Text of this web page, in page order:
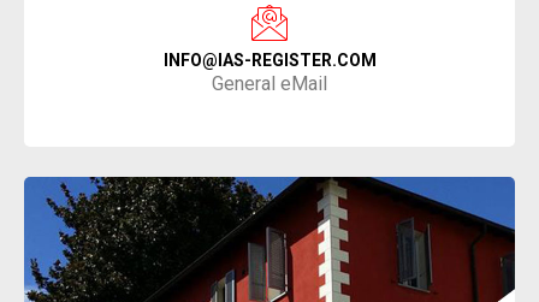
INFO@IAS-REGISTER.COM
General eMail